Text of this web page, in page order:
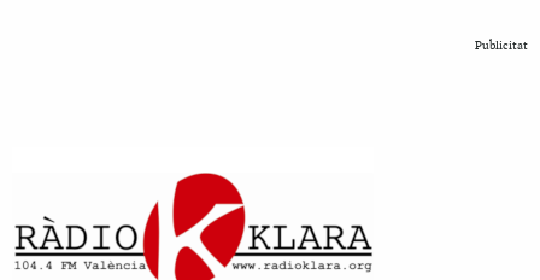
Publicitat